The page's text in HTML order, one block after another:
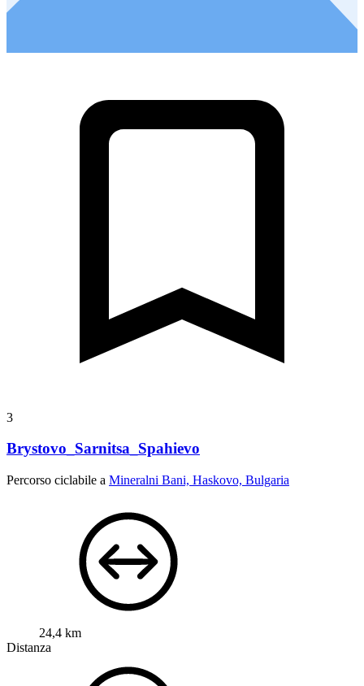
3
Brystovo_Sarnitsa_Spahievo
Percorso ciclabile a Mineralni Bani, Haskovo, Bulgaria
24,4 km
Distanza